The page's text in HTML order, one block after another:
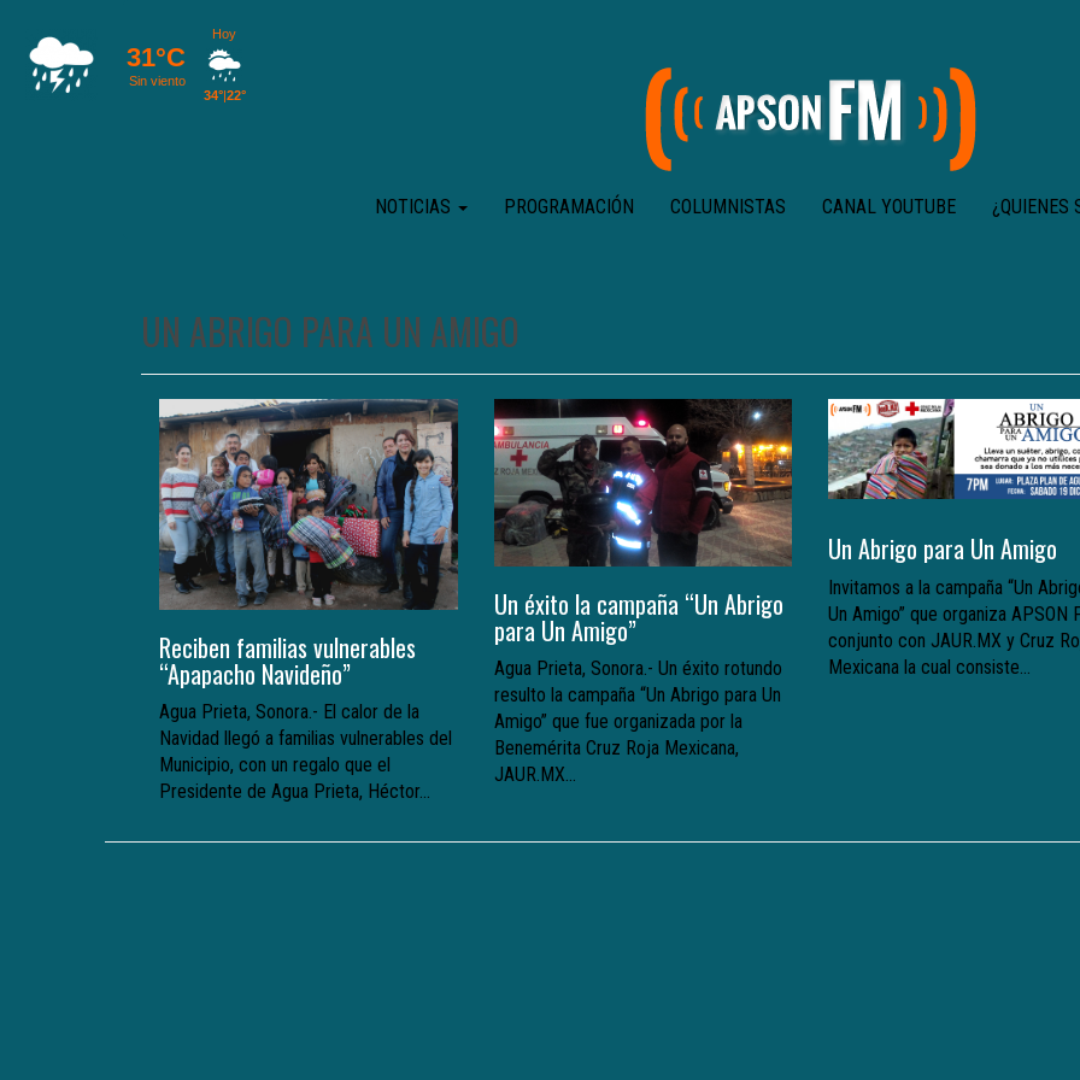
NOTICIAS PROGRAMACIÓN COLUMNISTAS CANAL YOUTUBE ¿QUIENES
UN ABRIGO PARA UN AMIGO
Reciben familias vulnerables
“Apapacho Navideño”
Agua Prieta, Sonora.- El calor de la
Navidad llegó a familias vulnerables del
Municipio, con un regalo que el
Presidente de Agua Prieta, Héctor...
Un éxito la campaña “Un Abrigo
para Un Amigo”
Agua Prieta, Sonora.- Un éxito rotundo
resulto la campaña “Un Abrigo para Un
Amigo” que fue organizada por la
Benemérita Cruz Roja Mexicana,
JAUR.MX...
Un Abrigo para Un Amigo
Invitamos a la campaña “Un
Un Amigo” que organiza APSON
conjunto con JAUR.MX y Cruz
Mexicana la cual consiste...